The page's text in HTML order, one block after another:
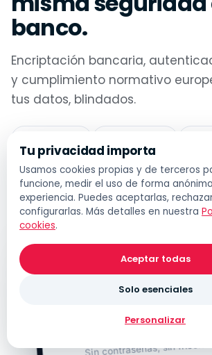
banco.
Encriptación bancaria,
y cumplimiento normativo
tus datos, blindados.
PCI DSS
Tu privacidad importa
Usamos cookies propias y de terceros
funcione, medir el uso de forma
experiencia. Puedes aceptarlas,
configurarlas. Más detalles en nuestra
cookies.
Aceptar todas
Solo esenciales
Personalizar